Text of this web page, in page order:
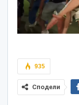
935
Сподели